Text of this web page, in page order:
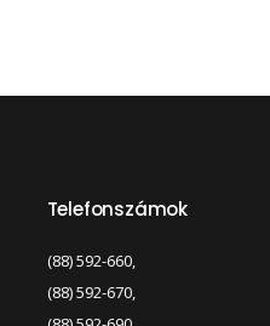
Telefonszámok
(88) 592-660,
(88) 592-670,